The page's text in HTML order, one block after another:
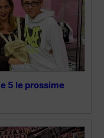
5 le prossime